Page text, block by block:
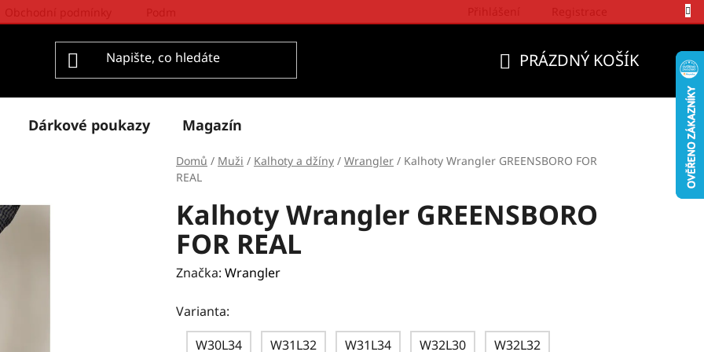
PRÁZDNÝ KOŠÍK
Dárkové poukazy Magazín
Domů / Muži / Kalhoty a džíny / Wrangler / Kalhoty Wrangler GREENSBORO FOR
REAL
Kalhoty Wrangler GREENSBORO
FOR REAL
Značka: Wrangler
Varianta:
W30L34
W31L32 W31L34 W32L30 W32L32